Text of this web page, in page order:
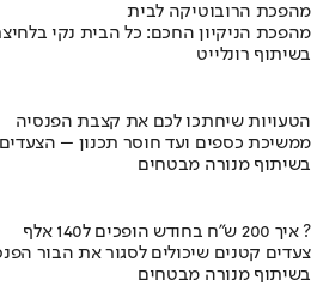
מהפכת הרובוטיקה לבית
מהפכת הניקיון החכם: כל הבית נקי
בשיתוף רונלייט
הטעויות שיחתכו לכם את קצבת הפנסיה
ממשיכת כספים ועד חוסר תכנון –
בשיתוף מנורה מבטחים
איך 200 ש"ח בחודש הופכים ל140 אלף ?
צעדים קטנים שיכולים לסגור את הבור
בשיתוף מנורה מבטחים